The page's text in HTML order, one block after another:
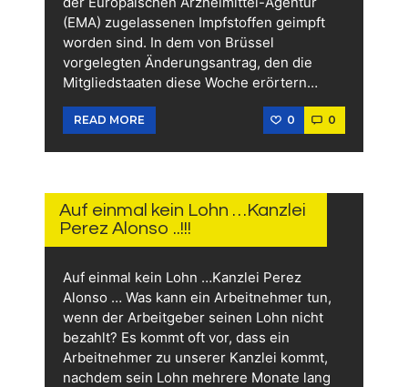
(EMA) zugelassenen Impfstoffen geimpft
worden sind. In dem von Brüssel
vorgelegten Änderungsantrag, den die
Mitgliedstaaten diese Woche erörtern…
READ MORE 0 0
2021
Auf einmal kein Lohn …Kanzlei
Perez Alonso ..!!!
Auf einmal kein Lohn …Kanzlei Perez
Alonso … Was kann ein Arbeitnehmer tun,
wenn der Arbeitgeber seinen Lohn nicht
bezahlt? Es kommt oft vor, dass ein
Arbeitnehmer zu unserer Kanzlei kommt,
nachdem sein Lohn mehrere Monate lang